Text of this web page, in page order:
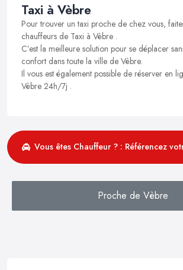
Taxi à Vèbre
Pour trouver un taxi proche de chez vous,
chauffeurs de Taxi à Vèbre .
C’est la meilleure solution pour se déplacer
confort dans toute la ville de Vèbre.
Il vous est également possible de réserver en
Vèbre 24h/7j .
Vous êtes Chauffeur ? : Référencez
Proche de Vèbre